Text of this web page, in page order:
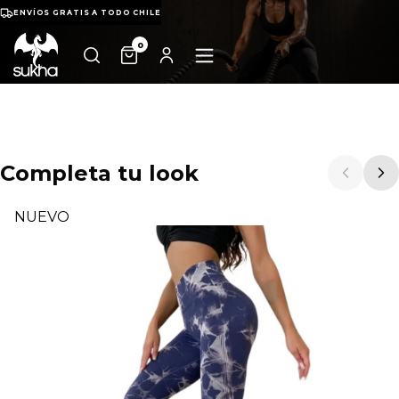
ENVÍOS GRATIS A TODO CHILE
0
Completa tu look
NUEVO